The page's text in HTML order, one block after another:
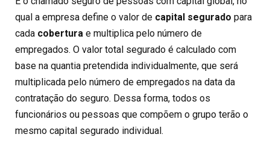
qual a empresa define o valor de capital segurado para
cada cobertura e multiplica pelo número de
empregados. O valor total segurado é calculado com
base na quantia pretendida individualmente, que será
multiplicada pelo número de empregados na data da
contratação do seguro. Dessa forma, todos os
funcionários ou pessoas que compõem o grupo terão o
mesmo capital segurado individual.